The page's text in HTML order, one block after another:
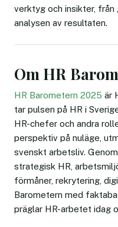
verktyg och insikter,
analysen av resultaten.
Om HR
HR Barometern 2025 är
tar pulsen på HR i
HR-chefer och andra
perspektiv på nuläge,
svenskt arbetsliv.
strategisk HR,
förmåner, rekrytering,
Barometern med
präglar HR-arbetet idag